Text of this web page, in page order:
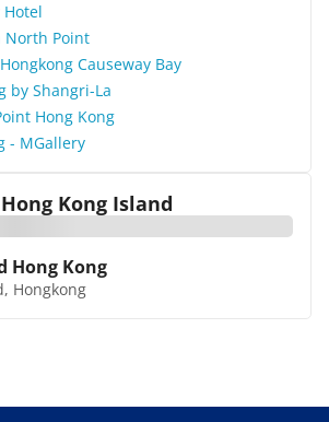
Hotel
North Point
Causeway Bay
by Shangri-La
Hong Kong
- MGallery
Hong Kong Island
Hong Kong
Hongkong